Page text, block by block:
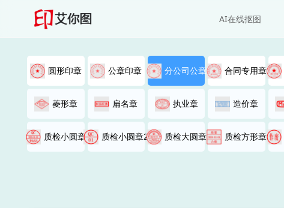
AI在线抠图
圆形印章 公章印章 分公司公章 合同专用章
菱形章 扁名章 执业章 造价章
质检小圆章 质检小圆章2 质检大圆章 质检方形章